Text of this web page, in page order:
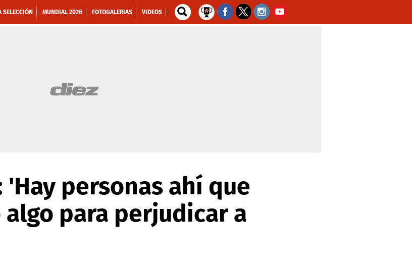
SELECCIÓN MUNDIAL 2026 FOTOGALERIAS VIDEOS
'Hay personas ahí que
para perjudicar a